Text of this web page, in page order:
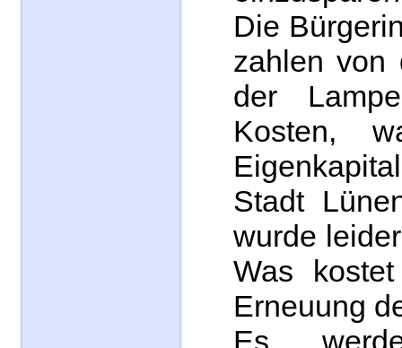
Die
zahlen von
der
Kosten,
Stadt
wurde
Was
Erneuung
Es